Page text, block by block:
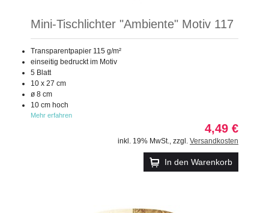
Mini-Tischlichter "Ambiente" Motiv 117
Transparentpapier 115 g/m²
einseitig bedruckt im Motiv
5 Blatt
10 x 27 cm
ø 8 cm
10 cm hoch
Mehr erfahren
4,49 €
inkl. 19% MwSt. zzgl. Versandkosten
In den Warenkorb